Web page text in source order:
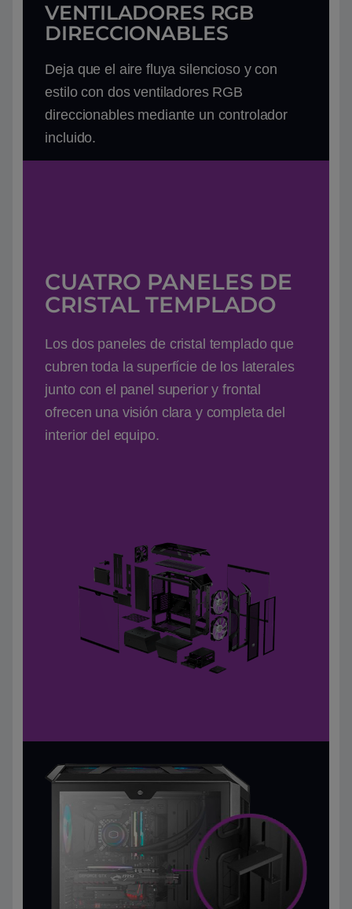
VENTILADORES RGB
DIRECCIONABLES
Deja que el aire fluya silencioso y con
estilo con dos ventiladores RGB
direccionables mediante un controlador
incluido.
CUATRO PANELES DE
CRISTAL TEMPLADO
Los dos paneles de cristal templado que
cubren toda la superfície de los laterales
junto con el panel superior y frontal
ofrecen una visión clara y completa del
interior del equipo.